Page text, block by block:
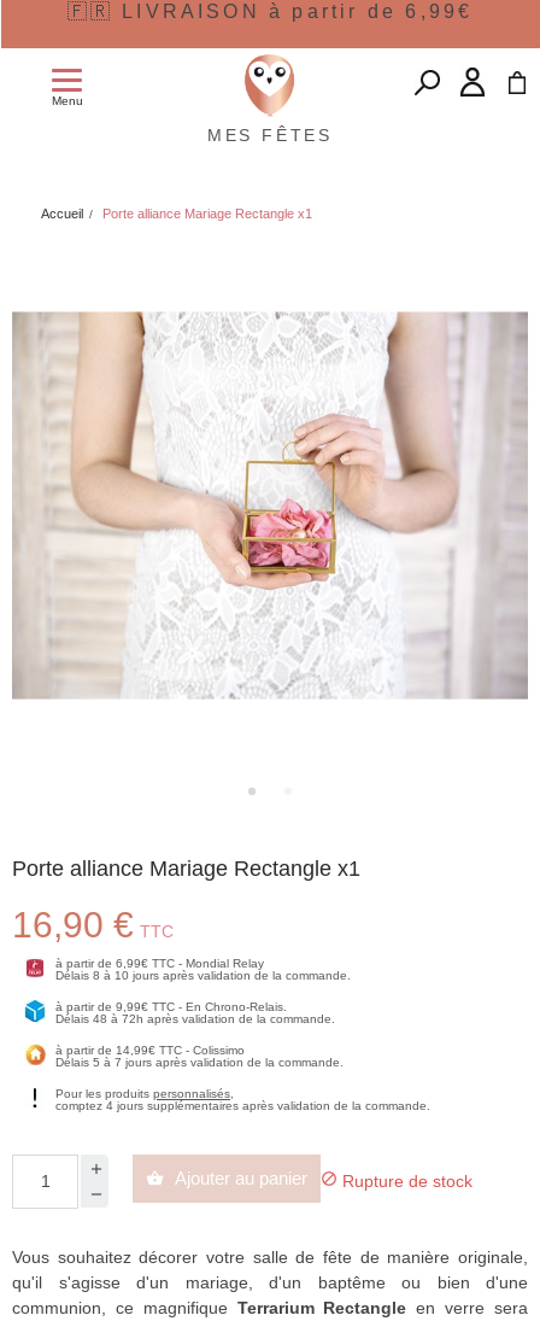
🇫🇷 LIVRAISON à partir de 6,99€
Menu
MES FÊTES
Accueil Porte alliance Mariage Rectangle x1
Porte alliance Mariage Rectangle x1
16,90 € TTC
à partir de 6,99€ TTC - Mondial Relay
Délais 8 à 10 jours après validation de la commande.
à partir de 9,99€ TTC - En Chrono-Relais.
Délais 48 à 72h après validation de la commande.
à partir de 14,99€ TTC - Colissimo
Délais 5 à 7 jours après validation de la commande.
Pour les produits personnalisés
comptez 4 jours supplémentaires après validation de la commande.
 Ajouter au panier  Rupture de stock
Vous souhaitez décorer votre salle de fête de manière originale,
qu'il s'agisse d'un mariage, d'un baptême ou bien d'une
communion, ce magnifique Terrarium Rectangle en verre sera